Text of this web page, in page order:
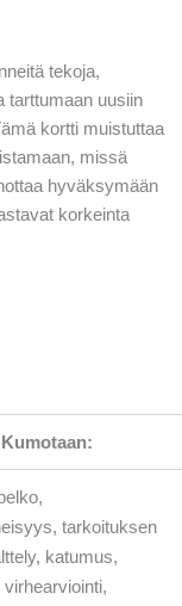
tekoja,
tarttumaan uusiin
kortti muistuttaa
missä
hyväksymään
korkeinta
Kumotaan:
tarkoituksen
katumus,
virhearviointi,